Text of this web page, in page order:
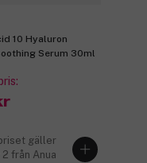
10 Hyaluron
Serum 30ml
gäller
från Anua